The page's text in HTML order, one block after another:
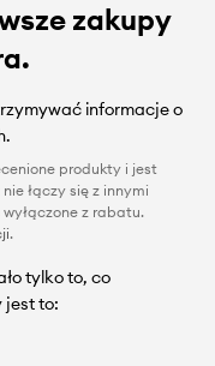
zakupy
informacje o
produkty i jest
łączy się z innymi
z rabatu.
.
tylko to, co
jest to: